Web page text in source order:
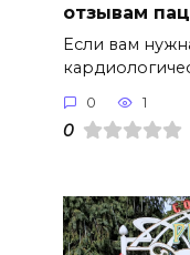
отзывам
Если вам
0 1
0